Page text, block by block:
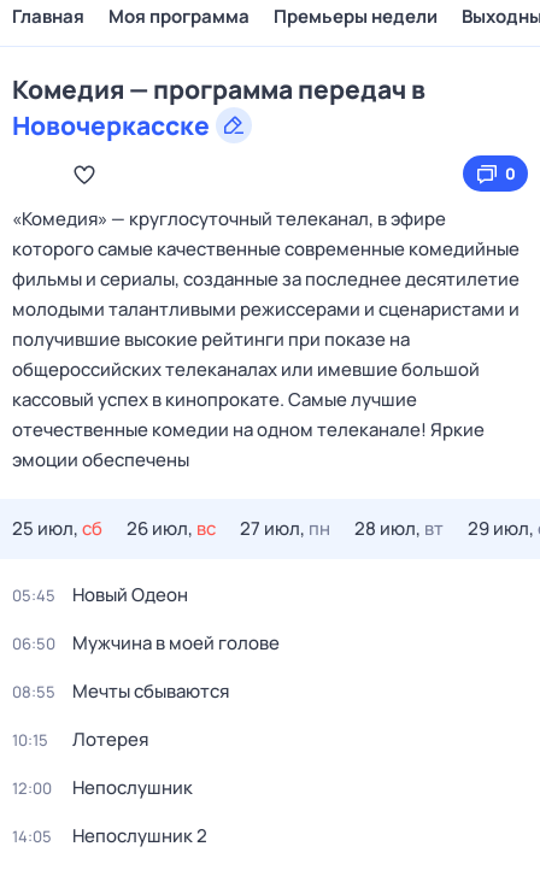
Главная Моя программа Премьеры недели
Комедия — программа передач в
Новочеркасске
0
«Комедия» — круглосуточный телеканал, в эфире
которого самые качественные современные комедийные
фильмы и сериалы, созданные за последнее десятилетие
молодыми талантливыми режиссерами и сценаристами и
получившие высокие рейтинги при показе на
общероссийских телеканалах или имевшие большой
кассовый успех в кинопрокате. Самые лучшие
отечественные комедии на одном телеканале! Яркие
эмоции обеспечены
25 июл,сб 26 июл, вс 27 июл, пн 28 июл, вт 29 июл,
05:45 Новый Одеон
06:50 Мужчина в моей голове
08:55 Мечты сбываются
10:15 Лотерея
12:00 Непослушник
14:05 Непослушник 2